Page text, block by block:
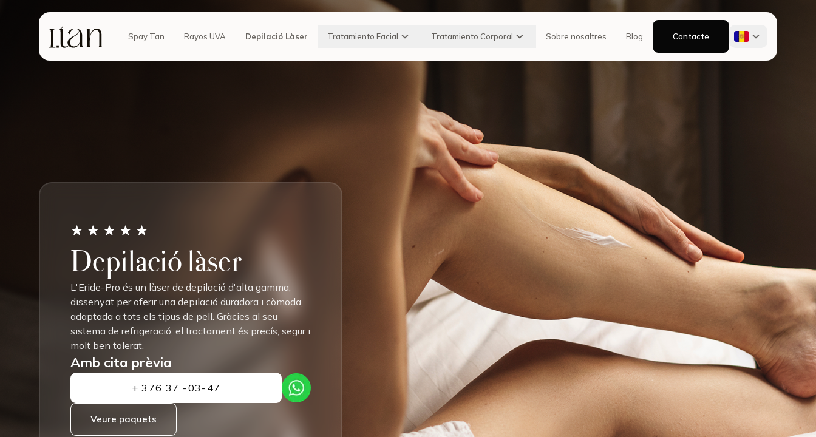
Spay Tan Rayos UVA Depilació Làser Tratamiento Facial Tratamiento Corporal Sobre nosaltres Blog Contacte
Depilació làser
L'Eride-Pro és un làser de depilació d'alta gamma,
dissenyat per oferir una depilació duradora i còmoda,
adaptada a tots els tipus de pell. Gràcies al seu
sistema de refrigeració, el tractament és precís, segur i
molt ben tolerat.
Amb cita prèvia
+ 376 37 -03-47
Veure paquets